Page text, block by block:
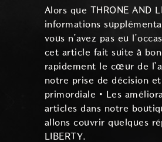
Alors que THRONE AND
informations
vous n’avez pas eu
cet article fait suite à
rapidement le cœur de
notre prise de décision
primordiale • Les
articles dans notre
allons couvrir quelques
LIBERTY.